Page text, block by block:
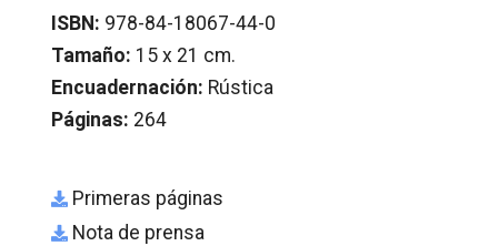
ISBN: 978-84-18067-44-0
Tamaño: 15 x 21 cm.
Encuadernación: Rústica
Páginas: 264
Primeras páginas
Nota de prensa